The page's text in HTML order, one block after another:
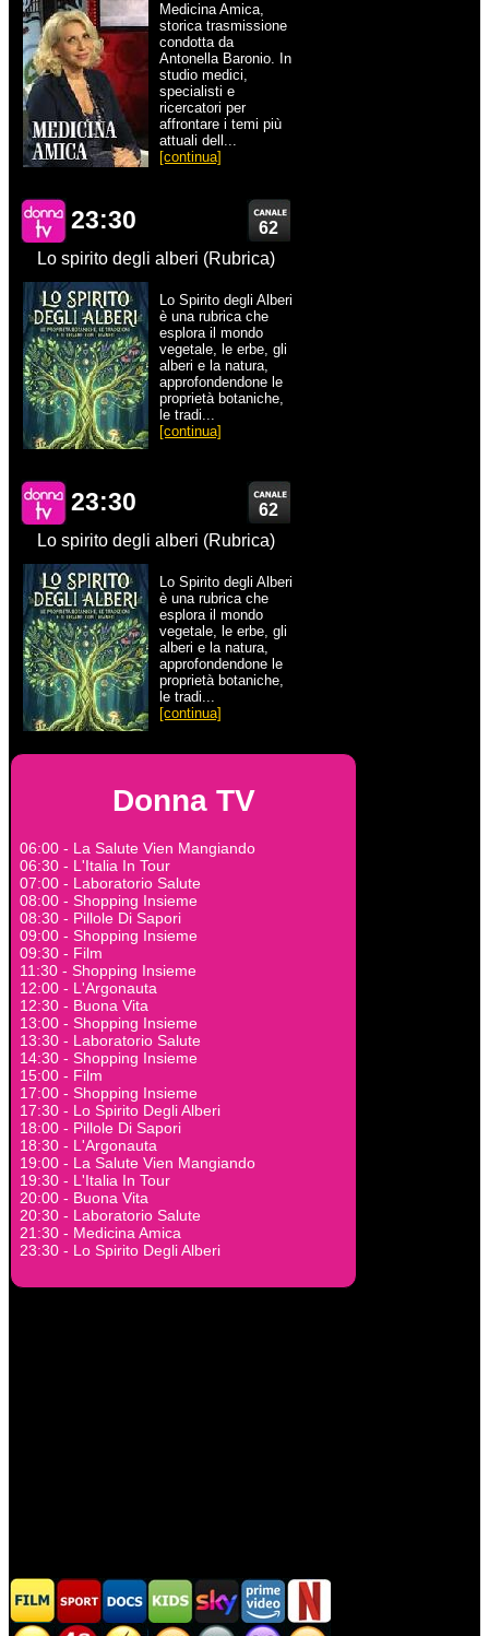
Medicina Amica,
storica trasmissione
condotta da
Antonella Baronio. In
studio medici,
specialisti e
ricercatori per
affrontare i temi più
attuali dell...
[continua]
23:30
62
Lo spirito degli alberi (Rubrica)
Lo Spirito degli Alberi
è una rubrica che
esplora il mondo
vegetale, le erbe, gli
alberi e la natura,
approfondendone le
proprietà botaniche,
le tradi...
[continua]
23:30
62
Lo spirito degli alberi (Rubrica)
Lo Spirito degli Alberi
è una rubrica che
esplora il mondo
vegetale, le erbe, gli
alberi e la natura,
approfondendone le
proprietà botaniche,
le tradi...
[continua]
Donna TV
06:00 - La Salute Vien Mangiando
06:30 - L'Italia In Tour
07:00 - Laboratorio Salute
08:00 - Shopping Insieme
08:30 - Pillole Di Sapori
09:00 - Shopping Insieme
09:30 - Film
11:30 - Shopping Insieme
12:00 - L'Argonauta
12:30 - Buona Vita
13:00 - Shopping Insieme
13:30 - Laboratorio Salute
14:30 - Shopping Insieme
15:00 - Film
17:00 - Shopping Insieme
17:30 - Lo Spirito Degli Alberi
18:00 - Pillole Di Sapori
18:30 - L'Argonauta
19:00 - La Salute Vien Mangiando
19:30 - L'Italia In Tour
20:00 - Buona Vita
20:30 - Laboratorio Salute
21:30 - Medicina Amica
23:30 - Lo Spirito Degli Alberi